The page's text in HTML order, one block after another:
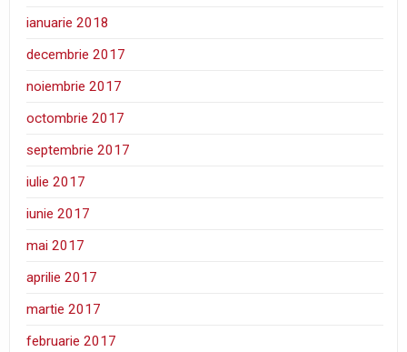
ianuarie 2018
decembrie 2017
noiembrie 2017
octombrie 2017
septembrie 2017
iulie 2017
iunie 2017
mai 2017
aprilie 2017
martie 2017
februarie 2017